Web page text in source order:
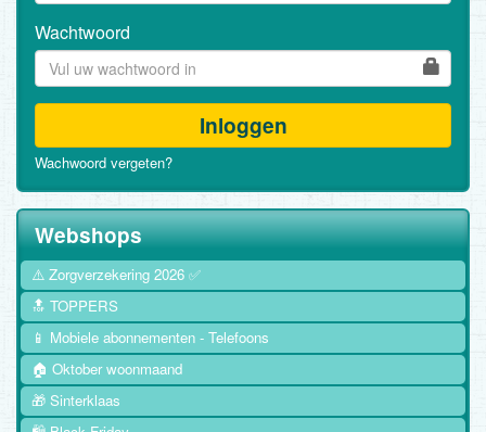
Wachtwoord
Inloggen
Wachwoord vergeten?
Webshops
⚠️ Zorgverzekering 2026 ✅
🔝 TOPPERS
📱 Mobiele abonnementen - Telefoons
🏠 Oktober woonmaand
🎁 Sinterklaas